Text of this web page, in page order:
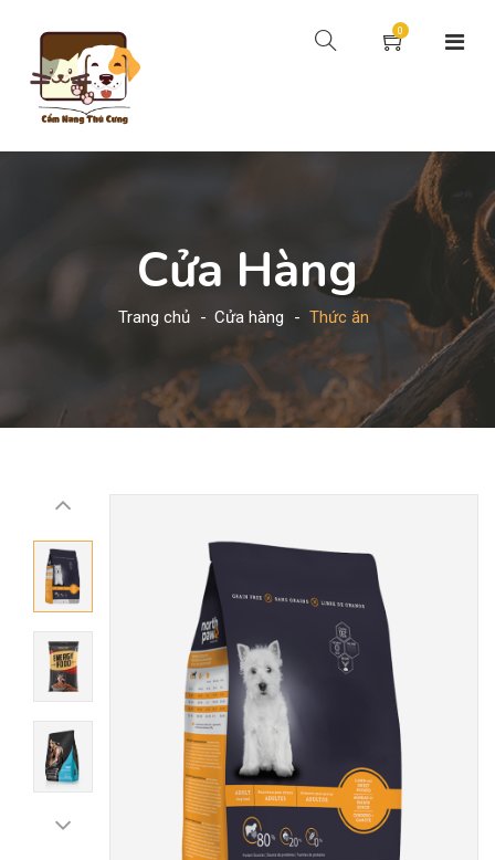
0
Cửa Hàng
Trang chủ Cửa hàng Thức ăn